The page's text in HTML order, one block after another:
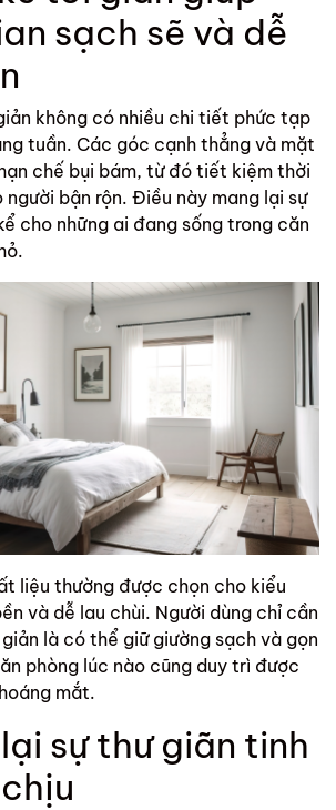
sạch sẽ và dễ
không có nhiều chi tiết phức tạp
tuần. Các góc cạnh thẳng và mặt
chế bụi bám, từ đó tiết kiệm thời
người bận rộn. Điều này mang lại sự
cho những ai đang sống trong căn
liệu thường được chọn cho kiểu
và dễ lau chùi. Người dùng chỉ cần
là có thể giữ giường sạch và gọn
phòng lúc nào cũng duy trì được
mắt.
sự thư giãn tinh